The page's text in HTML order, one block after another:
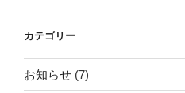
カテゴリー
お知らせ (7)